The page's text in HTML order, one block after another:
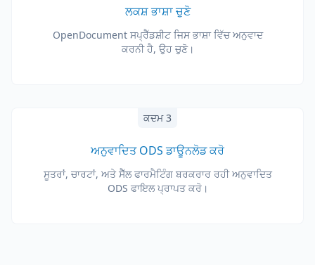
ਲਕਸ਼ ਭਾਸ਼ਾ ਚੁਣੋ
OpenDocument ਸਪ੍ਰੈੱਡਸ਼ੀਟ ਜਿਸ ਭਾਸ਼ਾ ਵਿੱਚ ਅਨੁਵਾਦ
ਕਰਨੀ ਹੈ, ਉਹ ਚੁਣੋ।
ਕਦਮ 3
ਅਨੁਵਾਦਿਤ ODS ਡਾਊਨਲੋਡ ਕਰੋ
ਸੂਤਰਾਂ, ਚਾਰਟਾਂ, ਅਤੇ ਸੈੱਲ ਫਾਰਮੈਟਿੰਗ ਬਰਕਰਾਰ ਰਹੀ ਅਨੁਵਾਦਿਤ
ODS ਫਾਇਲ ਪ੍ਰਾਪਤ ਕਰੋ।